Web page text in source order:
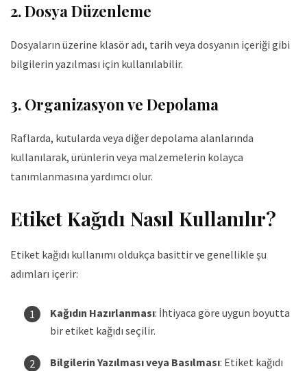
2. Dosya Düzenleme
Dosyaların üzerine klasör adı, tarih veya dosyanın içeriği gibi
bilgilerin yazılması için kullanılabilir.
3. Organizasyon ve Depolama
Raflarda, kutularda veya diğer depolama alanlarında
kullanılarak, ürünlerin veya malzemelerin kolayca
tanımlanmasına yardımcı olur.
Etiket Kağıdı Nasıl Kullanılır?
Etiket kağıdı kullanımı oldukça basittir ve genellikle şu
adımları içerir:
Kağıdın Hazırlanması: İhtiyaca göre uygun boyutta
bir etiket kağıdı seçilir.
Bilgilerin Yazılması veya Basılması: Etiket kağıdı